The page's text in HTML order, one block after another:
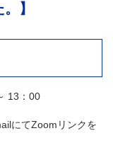
】
13：00
にてZoomリンクを